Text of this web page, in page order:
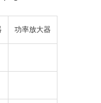
功率放大器